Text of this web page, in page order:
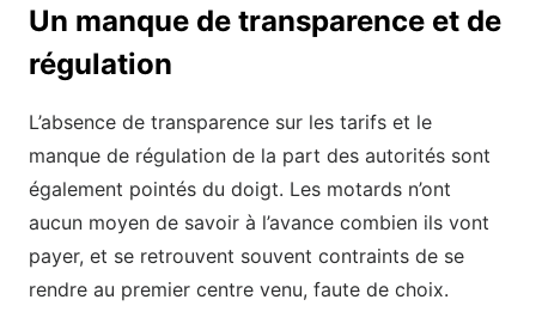
Un manque de transparence et de
régulation
L’absence de transparence sur les tarifs et le
manque de régulation de la part des autorités sont
également pointés du doigt. Les motards n’ont
aucun moyen de savoir à l’avance combien ils vont
payer, et se retrouvent souvent contraints de se
rendre au premier centre venu, faute de choix.